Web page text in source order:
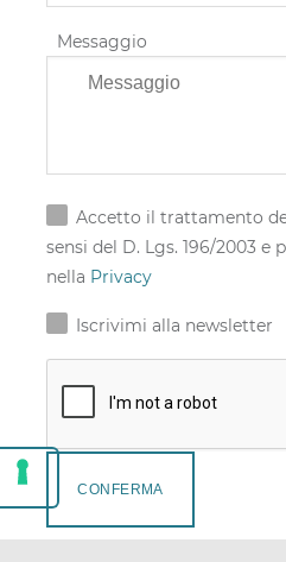
Messaggio
Accetto il trattamento
sensi del D. Lgs. 196/2003 e
nella Privacy
Iscrivimi alla newsletter
CONFERMA